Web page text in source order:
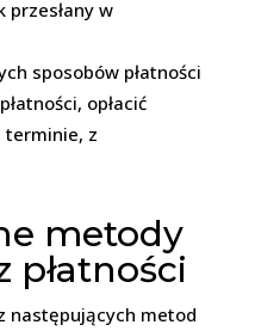
przesłany w
sposobów płatności
opłacić
terminie, z
metody
płatności
następujących metod